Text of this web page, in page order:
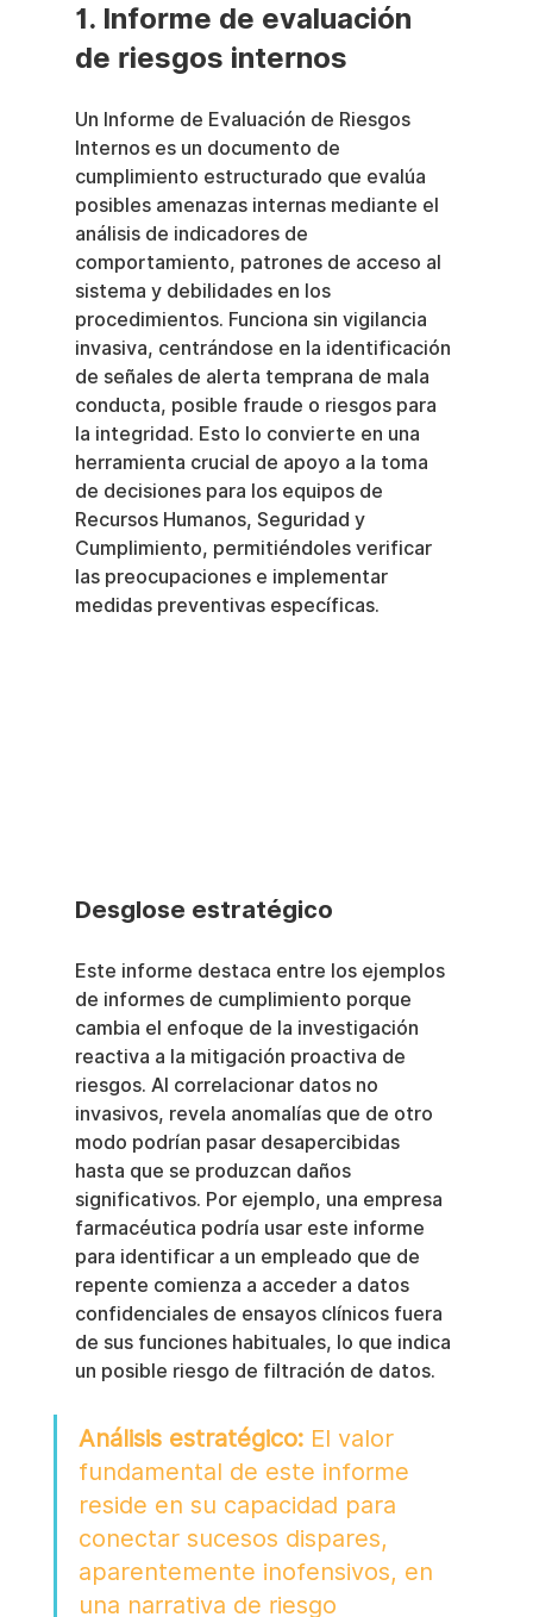
1. Informe de evaluación
de riesgos internos
Un Informe de Evaluación de Riesgos
Internos es un documento de
cumplimiento estructurado que evalúa
posibles amenazas internas mediante el
análisis de indicadores de
comportamiento, patrones de acceso al
sistema y debilidades en los
procedimientos. Funciona sin vigilancia
invasiva, centrándose en la identificación
de señales de alerta temprana de mala
conducta, posible fraude o riesgos para
la integridad. Esto lo convierte en una
herramienta crucial de apoyo a la toma
de decisiones para los equipos de
Recursos Humanos, Seguridad y
Cumplimiento, permitiéndoles verificar
las preocupaciones e implementar
medidas preventivas específicas.
Desglose estratégico
Este informe destaca entre los ejemplos
de informes de cumplimiento porque
cambia el enfoque de la investigación
reactiva a la mitigación proactiva de
riesgos. Al correlacionar datos no
invasivos, revela anomalías que de otro
modo podrían pasar desapercibidas
hasta que se produzcan daños
significativos. Por ejemplo, una empresa
farmacéutica podría usar este informe
para identificar a un empleado que de
repente comienza a acceder a datos
confidenciales de ensayos clínicos fuera
de sus funciones habituales, lo que indica
un posible riesgo de filtración de datos.
Análisis estratégico: El valor
fundamental de este informe
reside en su capacidad para
conectar sucesos dispares,
aparentemente inofensivos, en
una narrativa de riesgo